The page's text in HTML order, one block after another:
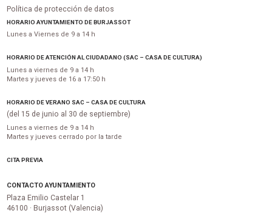
Política de protección de datos
HORARIO AYUNTAMIENTO DE BURJASSOT
Lunes a Viernes de 9 a 14 h
HORARIO DE ATENCIÓN AL CIUDADANO (SAC – CASA DE CULTURA)
Lunes a viernes de 9 a 14 h
Martes y jueves de 16 a 17:50 h
HORARIO DE VERANO SAC – CASA DE CULTURA
(del 15 de junio al 30 de septiembre)
Lunes a viernes de 9 a 14 h
Martes y jueves cerrado por la tarde
CITA PREVIA
CONTACTO AYUNTAMIENTO
Plaza Emilio Castelar 1
46100 · Burjassot (Valencia)